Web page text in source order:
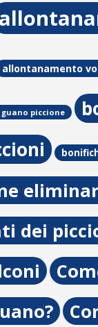
allontanamento
piccione
dei